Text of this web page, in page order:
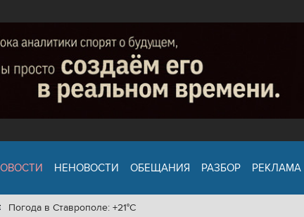
НЕНОВОСТИ ОБЕЩАНИЯ РАЗБОР РЕКЛАМА
Погода в Ставрополе: +21°C